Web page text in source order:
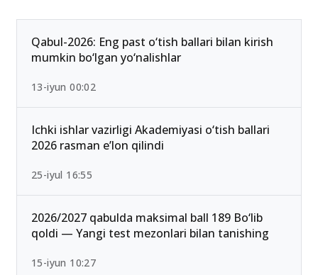
Qabul-2026: Eng past o‘tish ballari bilan kirish
mumkin bo‘lgan yo‘nalishlar
13-iyun 00:02
Ichki ishlar vazirligi Akademiyasi o‘tish ballari
2026 rasman e’lon qilindi
25-iyul 16:55
2026/2027 qabulda maksimal ball 189 Bo‘lib
qoldi — Yangi test mezonlari bilan tanishing
15-iyun 10:27